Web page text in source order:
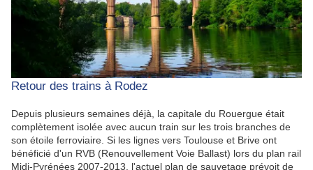
Retour des trains à Rodez
Depuis plusieurs semaines déjà, la capitale du Rouergue était
complètement isolée avec aucun train sur les trois branches de
son étoile ferroviaire. Si les lignes vers Toulouse et Brive ont
bénéficié d'un RVB (Renouvellement Voie Ballast) lors du plan rail
Midi-Pyrénées 2007-2013, l'actuel plan de sauvetage prévoit de